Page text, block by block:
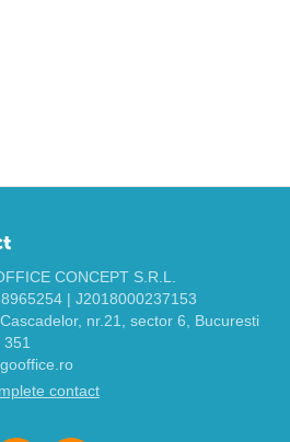
CONCEPT S.R.L.
| J2018000237153
nr.21, sector 6, Bucuresti
contact